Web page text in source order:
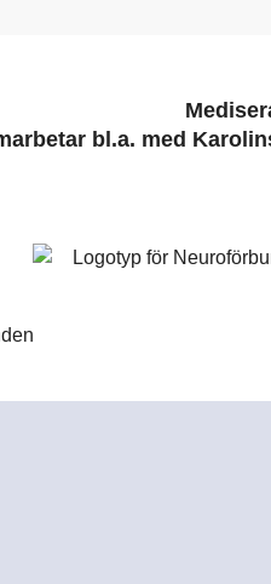
bl.a. med